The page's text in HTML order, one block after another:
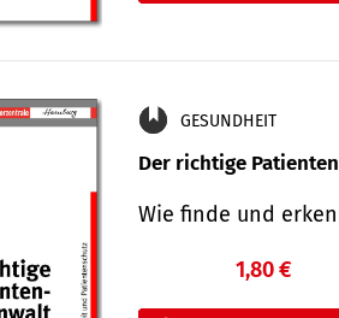
GESUNDHEIT
Der richtige
Wie finde und
1,80 €